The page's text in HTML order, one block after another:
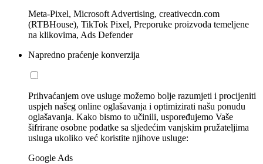
Meta-Pixel, Microsoft Advertising, creativecdn.com
(RTBHouse), TikTok Pixel, Preporuke proizvoda temeljene
na klikovima, Ads Defender
Napredno praćenje konverzija
Prihvaćanjem ove usluge možemo bolje razumjeti i procijeniti
uspjeh našeg online oglašavanja i optimizirati našu ponudu
oglašavanja. Kako bismo to učinili, uspoređujemo Vaše
šifrirane osobne podatke sa sljedećim vanjskim pružateljima
usluga ukoliko već koristite njihove usluge:
Google Ads